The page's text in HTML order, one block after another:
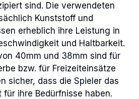
sind. Die verwendeten
Kunststoff und
erheblich ihre Leistung in
und Haltbarkeit.
40mm und 38mm sind für
bzw. für Freizeiteinsätze
sicher, dass die Spieler das
ihre Bedürfnisse haben.